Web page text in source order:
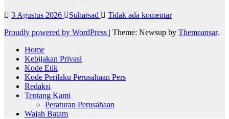
3 Agustus 2026 Suharsad
Tidak ada komentar
Proudly powered by WordPress | Theme: Newsup by Themeansar.
Home
Kebijakan Privasi
Kode Etik
Kode Perilaku Perusahaan Pers
Redaksi
Tentang Kami
Peraturan Perusahaan
Wajah Batam